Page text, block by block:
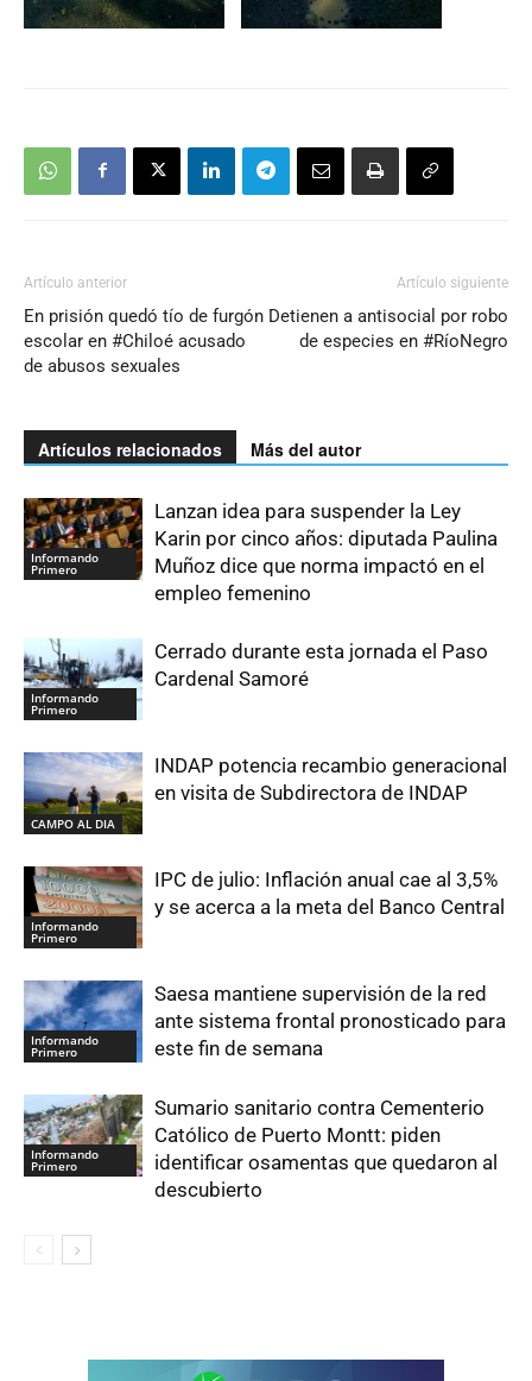
Artículo anterior
En prisión quedó tío de furgón
escolar en #Chiloé acusado
de abusos sexuales
Artículo siguiente
Detienen a antisocial por robo
de especies en #RíoNegro
Artículos relacionados Más del autor
Informando
Primero
Lanzan idea para suspender la Ley
Karin por cinco años: diputada Paulina
Muñoz dice que norma impactó en el
empleo femenino
Informando
Primero
Cerrado durante esta jornada el Paso
Cardenal Samoré
CAMPO AL DIA
INDAP potencia recambio generacional
en visita de Subdirectora de INDAP
Informando
Primero
IPC de julio: Inflación anual cae al 3,5%
y se acerca a la meta del Banco Central
Informando
Primero
Saesa mantiene supervisión de la red
ante sistema frontal pronosticado para
este fin de semana
Informando
Primero
Sumario sanitario contra Cementerio
Católico de Puerto Montt: piden
identificar osamentas que quedaron al
descubierto